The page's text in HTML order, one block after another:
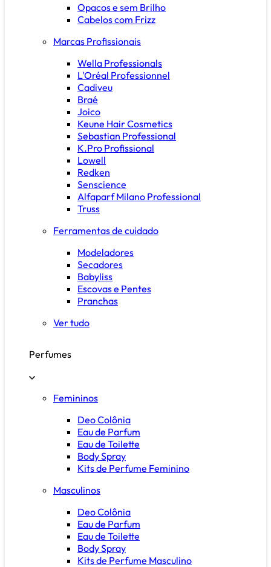
Opacos e sem Brilho
Cabelos com Frizz
Marcas Profissionais
Wella Professionals
L'Oréal Professionnel
Cadiveu
Braé
Joico
Keune Hair Cosmetics
Sebastian Professional
K.Pro Profissional
Lowell
Redken
Senscience
Alfaparf Milano Professional
Truss
Ferramentas de cuidado
Modeladores
Secadores
Babyliss
Escovas e Pentes
Pranchas
Ver tudo
Perfumes
Femininos
Deo Colônia
Eau de Parfum
Eau de Toilette
Body Spray
Kits de Perfume Feminino
Masculinos
Deo Colônia
Eau de Parfum
Eau de Toilette
Body Spray
Kits de Perfume Masculino